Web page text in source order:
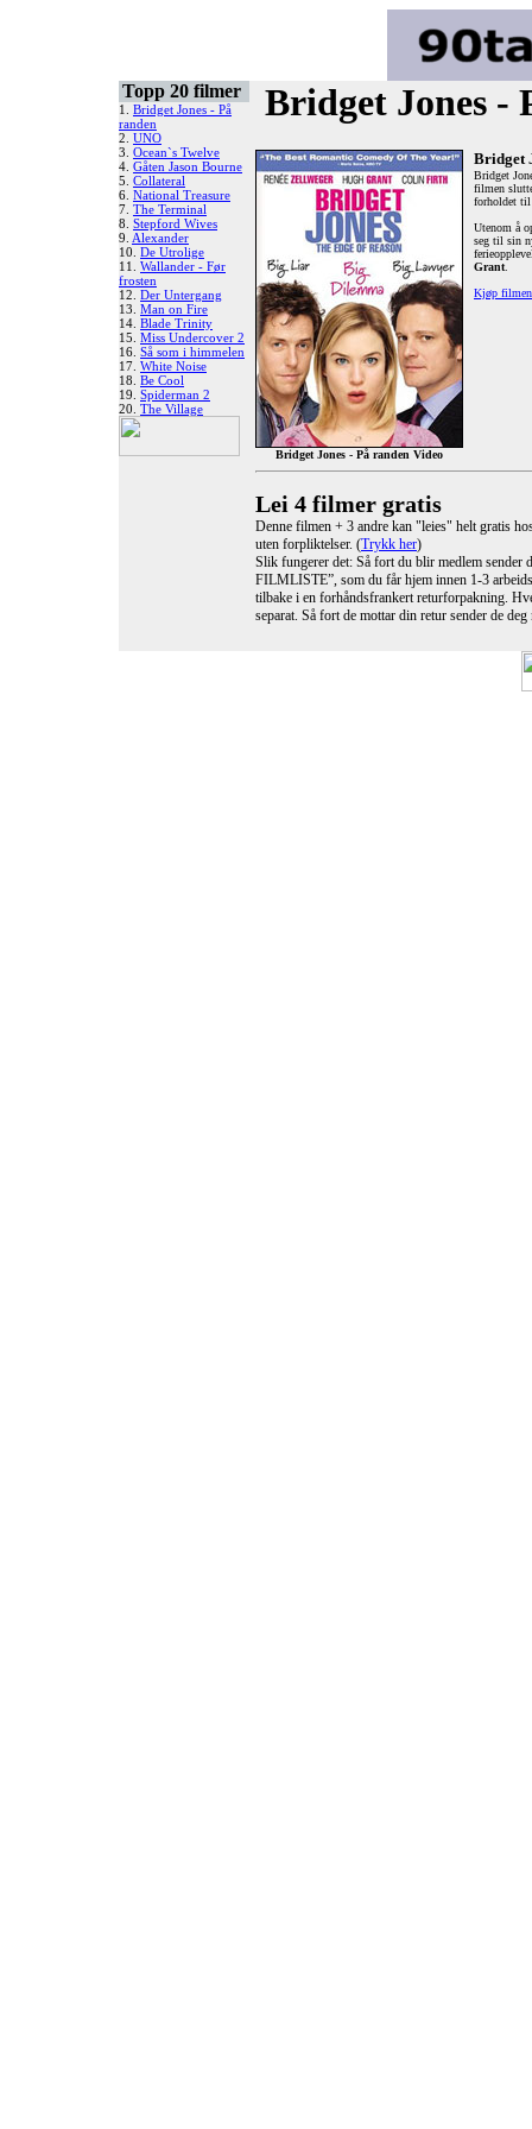
Topp 20 filmer
1. Bridget Jones - På
randen
2. UNO
3. Ocean`s Twelve
4. Gåten Jason Bourne
5. Collateral
6. National Treasure
7. The Terminal
8. Stepford Wives
9. Alexander
10. De Utrolige
11. Wallander - Før
frosten
12. Der Untergang
13. Man on Fire
14. Blade Trinity
15. Miss Undercover 2
16. Så som i himmelen
17. White Noise
18. Be Cool
19. Spiderman 2
20. The Village
Bridget Jones -
Bridget Jones - På randen Video
Bridget
Bridget
filmen
forholdet til
Utenom å
seg til sin
Grant.
Kjøp
Lei 4 filmer gratis
Denne filmen + 3 andre kan "leies" helt gratis
uten forpliktelser. (Trykk her)
Slik fungerer det: Så fort du blir medlem
FILMLISTE”, som du får hjem innen 1-3
tilbake i en forhåndsfrankert returforpakning.
separat. Så fort de mottar din retur sender de